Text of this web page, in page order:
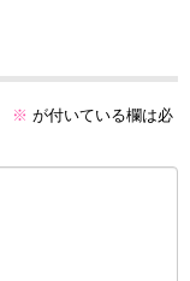
※ が付いている欄は必